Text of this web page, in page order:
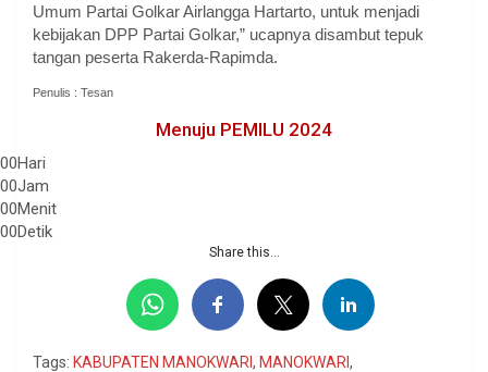
Umum Partai Golkar Airlangga Hartarto, untuk menjadi
kebijakan DPP Partai Golkar,” ucapnya disambut tepuk
tangan peserta Rakerda-Rapimda.
Penulis : Tesan
Menuju PEMILU 2024
00Hari
00Jam
00Menit
00Detik
Share this...
Tags: KABUPATEN MANOKWARI, MANOKWARI,